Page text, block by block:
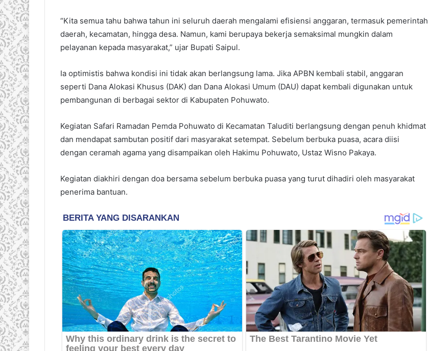
“Kita semua tahu bahwa tahun ini seluruh daerah mengalami efisiensi anggaran, termasuk pemerintah
daerah, kecamatan, hingga desa. Namun, kami berupaya bekerja semaksimal mungkin dalam
pelayanan kepada masyarakat,” ujar Bupati Saipul.
Ia optimistis bahwa kondisi ini tidak akan berlangsung lama. Jika APBN kembali stabil, anggaran
seperti Dana Alokasi Khusus (DAK) dan Dana Alokasi Umum (DAU) dapat kembali digunakan untuk
pembangunan di berbagai sektor di Kabupaten Pohuwato.
Kegiatan Safari Ramadan Pemda Pohuwato di Kecamatan Taluditi berlangsung dengan penuh khidmat
dan mendapat sambutan positif dari masyarakat setempat. Sebelum berbuka puasa, acara diisi
dengan ceramah agama yang disampaikan oleh Hakimu Pohuwato, Ustaz Wisno Pakaya.
Kegiatan diakhiri dengan doa bersama sebelum berbuka puasa yang turut dihadiri oleh masyarakat
penerima bantuan.